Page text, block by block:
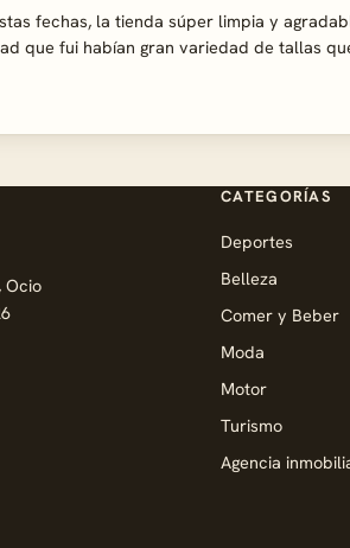
fechas, la tienda súper limpia y
que fui habían gran variedad de tallas
Ocio
CATEGORÍAS
Deportes
Belleza
Comer y Beber
Moda
Motor
Turismo
Agencia